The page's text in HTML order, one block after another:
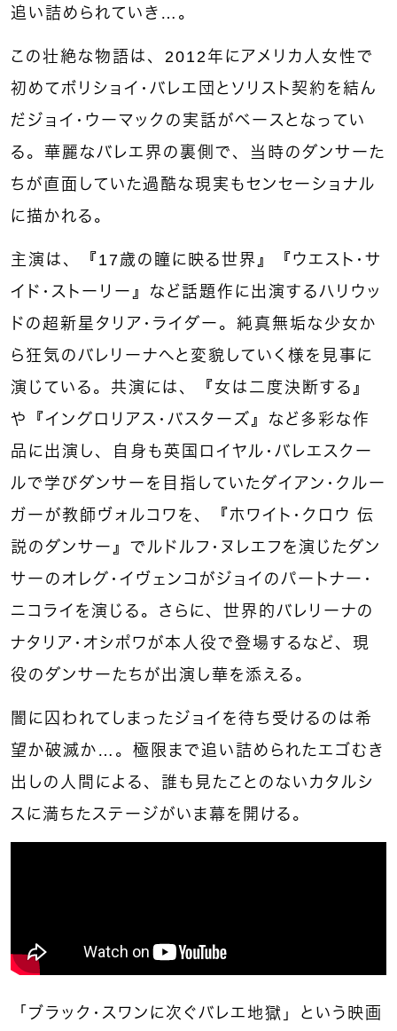
追い詰められていき…。
この壮絶な物語は、2012年にアメリカ人女性で
初めてボリショイ・バレエ団とソリスト契約を結ん
だジョイ・ウーマックの実話がベースとなってい
る。華麗なバレエ界の裏側で、当時のダンサーた
ちが直面していた過酷な現実もセンセーショナル
に描かれる。
主演は、『17歳の瞳に映る世界』『ウエスト・サ
イド・ストーリー』など話題作に出演するハリウッ
ドの超新星タリア・ライダー。純真無垢な少女か
ら狂気のバレリーナへと変貌していく様を見事に
演じている。共演には、『女は二度決断する』
や『イングロリアス・バスターズ』など多彩な作
品に出演し、自身も英国ロイヤル・バレエスクー
ルで学びダンサーを目指していたダイアン・クルー
ガーが教師ヴォルコワを、『ホワイト・クロウ 伝
説のダンサー』でルドルフ・ヌレエフを演じたダン
サーのオレグ・イヴェンコがジョイのパートナー・
ニコライを演じる。さらに、世界的バレリーナの
ナタリア・オシポワが本人役で登場するなど、現
役のダンサーたちが出演し華を添える。
闇に囚われてしまったジョイを待ち受けるのは希
望か破滅か…。極限まで追い詰められたエゴむき
出しの人間による、誰も見たことのないカタルシ
スに満ちたステージがいま幕を開ける。
「ブラック・スワンに次ぐバレエ地獄」という映画